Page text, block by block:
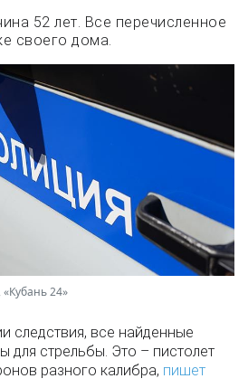
52 лет. Все перечисленное
своего дома.
24»
следствия, все найденные
для стрельбы. Это – пистолет
разного калибра, пишет